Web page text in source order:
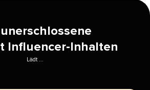
Influencer-Inhalten​​
Lädt ...​​